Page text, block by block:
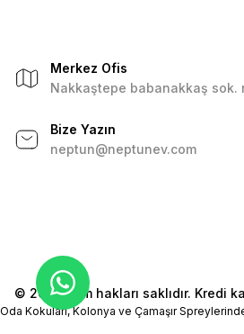
Merkez Ofis
Nakkaştepe babanakkaş sok.
Bize Yazın
neptun@neptunev.com
© 2026 Tüm hakları saklıdır. Kredi
Oda Kokuları, Kolonya ve Çamaşır